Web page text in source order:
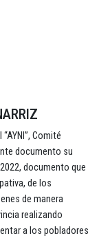
Comité
documento su
documento que
de los
de manera
realizando
a los pobladores